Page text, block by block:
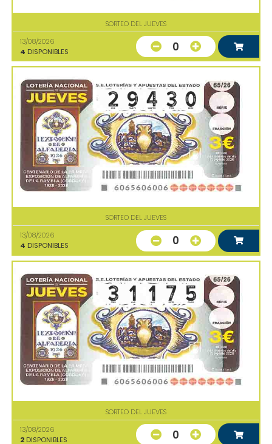
SORTEO DEL JUEVES
13/08/2026
4 DISPONIBLES 0
SORTEO DEL JUEVES
13/08/2026
4 DISPONIBLES 0
SORTEO DEL JUEVES
13/08/2026
2 DISPONIBLES 0